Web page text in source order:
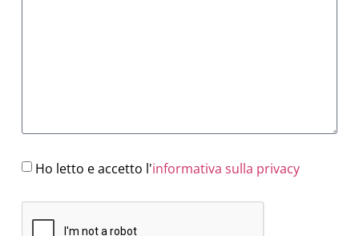
Ho letto e accetto l'informativa sulla privacy